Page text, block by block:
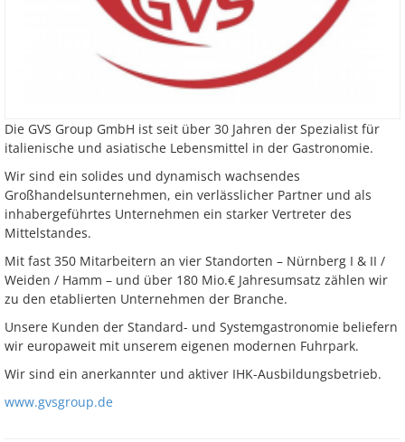
Die GVS Group GmbH ist seit über 30 Jahren der Spezialist für
italienische und asiatische Lebensmittel in der Gastronomie.
Wir sind ein solides und dynamisch wachsendes
Großhandelsunternehmen, ein verlässlicher Partner und als
inhabergeführtes Unternehmen ein starker Vertreter des
Mittelstandes.
Mit fast 350 Mitarbeitern an vier Standorten – Nürnberg I & II /
Weiden / Hamm – und über 180 Mio.€ Jahresumsatz zählen wir
zu den etablierten Unternehmen der Branche.
Unsere Kunden der Standard- und Systemgastronomie beliefern
wir europaweit mit unserem eigenen modernen Fuhrpark.
Wir sind ein anerkannter und aktiver IHK-Ausbildungsbetrieb.
www.gvsgroup.de